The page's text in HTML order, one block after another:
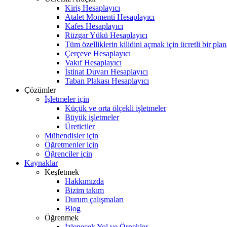
Kiriş Hesaplayıcı
Atalet Momenti Hesaplayıcı
Kafes Hesaplayıcı
Rüzgar Yükü Hesaplayıcı
Tüm özelliklerin kilidini açmak için ücretli bir
Çerçeve Hesaplayıcı
Vakıf Hesaplayıcı
İstinat Duvarı Hesaplayıcı
Taban Plakası Hesaplayıcı
Çözümler
İşletmeler için
Küçük ve orta ölçekli işletmeler
Büyük işletmeler
Üreticiler
Mühendisler için
Öğretmenler için
Öğrenciler için
Kaynaklar
Keşfetmek
Hakkımızda
Bizim takım
Durum çalışmaları
Blog
Öğrenmek